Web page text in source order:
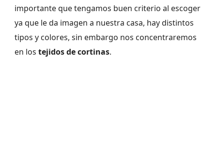
importante que tengamos buen criterio al escoger
ya que le da imagen a nuestra casa, hay distintos
tipos y colores, sin embargo nos concentraremos
en los tejidos de cortinas.